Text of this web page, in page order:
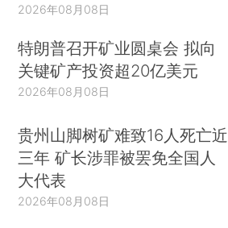
2026年08月08日
特朗普召开矿业圆桌会 拟向
关键矿产投资超20亿美元
2026年08月08日
贵州山脚树矿难致16人死亡近
三年 矿长涉罪被罢免全国人
大代表
2026年08月08日